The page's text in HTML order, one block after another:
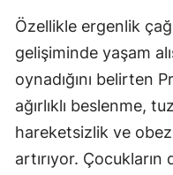
Özellikle ergenlik
gelişiminde yaşam
oynadığını belirten
ağırlıklı beslenme,
hareketsizlik ve
artırıyor.